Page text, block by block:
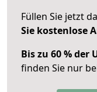
Füllen Sie jetzt
Sie kostenlose
Bis zu 60 % der
finden Sie nur